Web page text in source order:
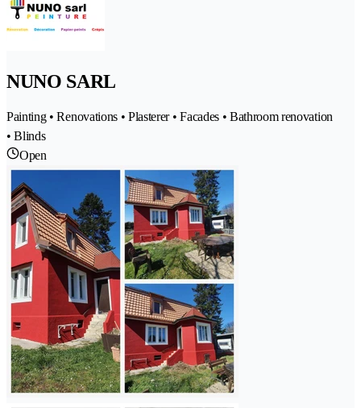
NUNO SARL
Painting • Renovations • Plasterer • Facades • Bathroom renovation
• Blinds
Open